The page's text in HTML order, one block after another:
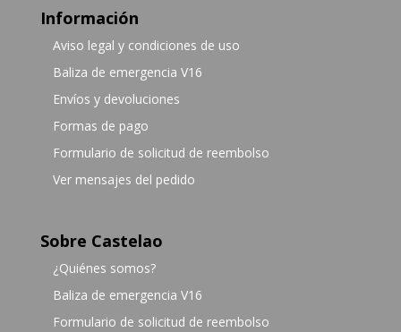
Información
Aviso legal y condiciones de uso
Baliza de emergencia V16
Envíos y devoluciones
Formas de pago
Formulario de solicitud de reembolso
Ver mensajes del pedido
Sobre Castelao
¿Quiénes somos?
Baliza de emergencia V16
Formulario de solicitud de reembolso